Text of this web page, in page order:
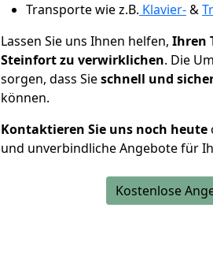
Transporte wie z.B. Klavier-&
Lassen Sie uns Ihnen helfen, Ihren
Steinfort zu verwirklichen. Die
sorgen, dass Sieschnell und
können.
Kontaktieren Sie uns noch heute
und unverbindliche Angebote für
Kostenlose